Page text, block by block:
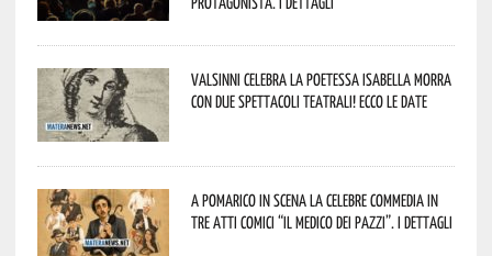
Valsinni celebra la poetessa Isabella Morra
con due spettacoli teatrali! Ecco le date
A Pomarico in scena la celebre commedia in
tre atti comici “Il medico dei pazzi”. I dettagli